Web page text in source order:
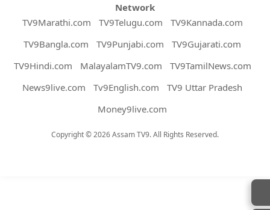
Network
TV9Marathi.com
TV9Telugu.com
TV9Kannada.com
TV9Bangla.com
TV9Punjabi.com
TV9Gujarati.com
TV9Hindi.com
MalayalamTV9.com
TV9TamilNews.com
News9live.com
Tv9English.com
TV9 Uttar Pradesh
Money9live.com
Copyright © 2026 Assam TV9. All Rights Reserved.